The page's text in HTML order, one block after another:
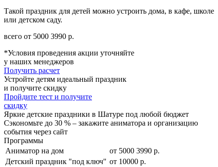
Такой праздник для детей можно устроить дома, в кафе, школе
или детском саду.
всего от 5000 3990 р.
*Условия проведения акции уточняйте
у наших менеджеров
Получить расчет
Устройте детям идеальный праздник
и получите скидку
Пройдите тест и получите
скидку
Яркие детские праздники в Шатуре под любой бюджет
Сэкономьте до 30 % – закажите аниматора и организацию
события через сайт
Программы
Аниматор на дом
от 5000 3990 р.
Детский праздник "под ключ" от 10000 р.